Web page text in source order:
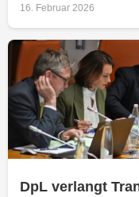
16. Februar 2026
DpL verlangt